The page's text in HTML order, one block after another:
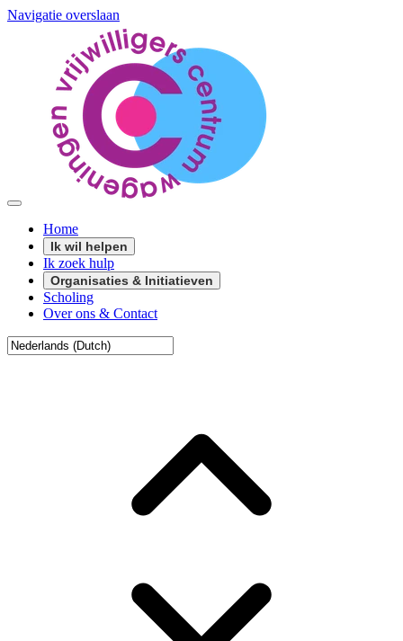
Navigatie overslaan
Home
Ik wil helpen
Ik zoek hulp
Organisaties & Initiatieven
Scholing
Over ons & Contact